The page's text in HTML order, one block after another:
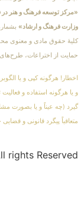
«مرکز توسعه فرهنگ و هنر
وزارت فرهنگ و ارشاد»
کلیهٔ حقوق مادی و معنوی
حمایت از اختراعات،
اخطار! هرگونه کپی و یا
و یا هرگونه استفاده و
گیرد (چه عیناً و یا بصورت
متعاقباً پیگرد قانونی و
rights Reserved